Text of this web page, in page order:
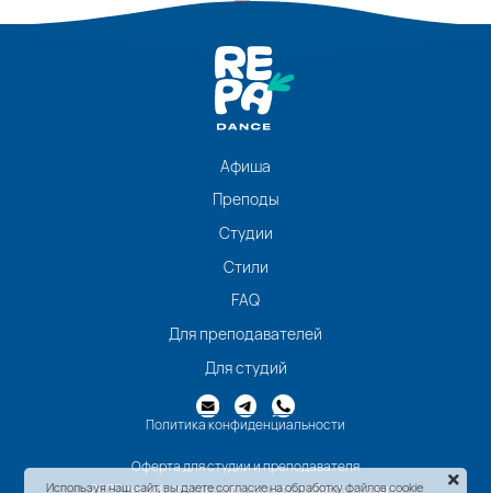
Афиша
Преподы
Студии
Стили
FAQ
Для преподавателей
Для студий
Политика конфиденциальности
Оферта для студии и преподавателя
2026 repadance.ru - для тех, кто любит танцевать
Используя наш сайт, вы даете согласие на обработку файлов cookie